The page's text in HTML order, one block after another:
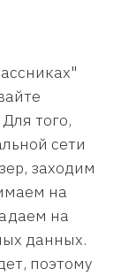
того,
сети
заходим
на
на
данных.
поэтому